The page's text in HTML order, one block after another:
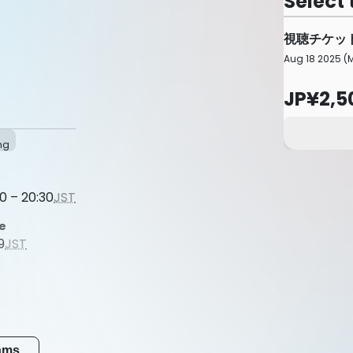
– 20:30JST
JST
視聴チケッ
Aug 18 2025